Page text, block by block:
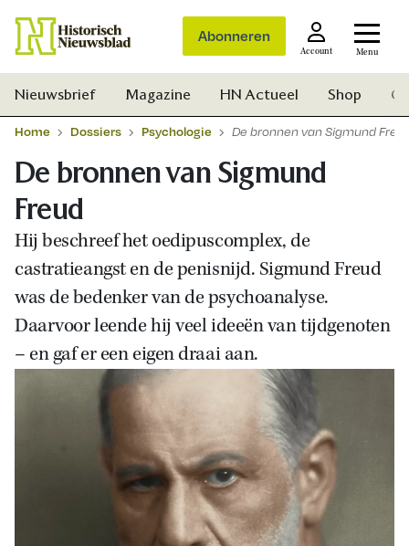
Abonneren
Account Menu
Zoek
Nieuwsbrief Magazine HN Actueel Shop
Home Dossiers Psychologie De bronnen van Sigmund
De bronnen van Sigmund
Freud
Hij beschreef het oedipuscomplex, de
castratieangst en de penisnijd. Sigmund Freud
was de bedenker van de psychoanalyse.
Daarvoor leende hij veel ideeën van tijdgenoten
– en gaf er een eigen draai aan.